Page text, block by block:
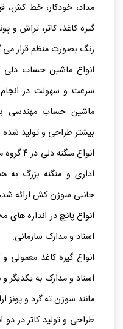
مداد، خودکار، خط کش،
گیره کاغذ، کاتر، تراش و
رنگ بصورت منظم قرار می
انواع ماشین حساب
سرعت و سهولت در انجام
ماشین حساب مهندسی با
بیشتر طراحی و تولید شده
انواع
اداری و منگنه بزرگ به
جانبی سوزن کش ارائه
انواعپانچ در اندازه های
اسناد و مدارک سازمانی.
انواع گیره کاغذ
اسناد و مدارک به یکدیگر و
مانند سوزن ته گرد و پونز
طراحی و تولید کاتر در